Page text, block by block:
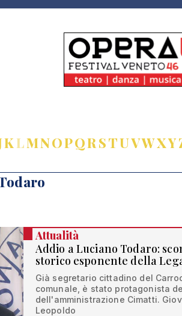
KLMNOPQRSTUVWXY
Attualità
Addio a Luciano Todaro:
storico esponente della
Già segretario cittadino del
comunale, è stato protagonista
dell'amministrazione Cimatti.
Leopoldo